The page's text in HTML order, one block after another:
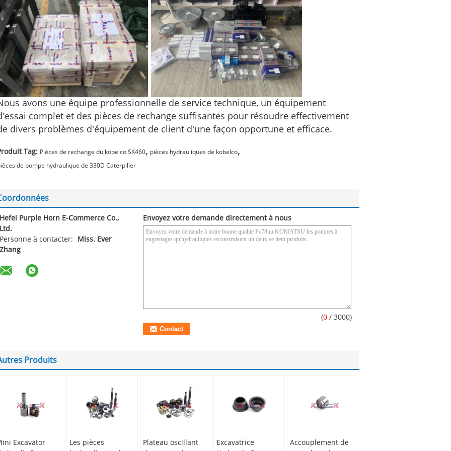
.
avons une équipe professionnelle de service technique, un équipement
complet et des pièces de rechange suffisantes pour résoudre effectivement
divers problèmes d'équipement de client d'une façon opportune et efficace.
Tag: Pièces de rechange du kobelco SK460, pièces hydrauliques de kobelco,
de pompe hydraulique de 330D Caterpiller
Hefei Purple Horn E-Commerce Co.,
Ltd.
Personne à contacter:
Miss. Ever
Zhang
Envoyez votre demande directement à nous
(0 / 3000)
Produits
Excavator
Les pièces
Plateau oscillant
Excavatrice
Accouplement de